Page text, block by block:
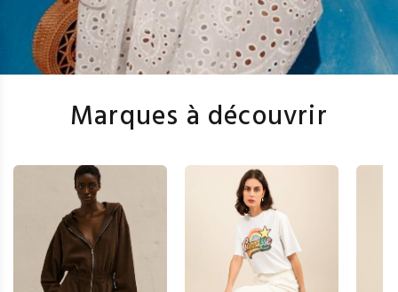
Marques à découvrir